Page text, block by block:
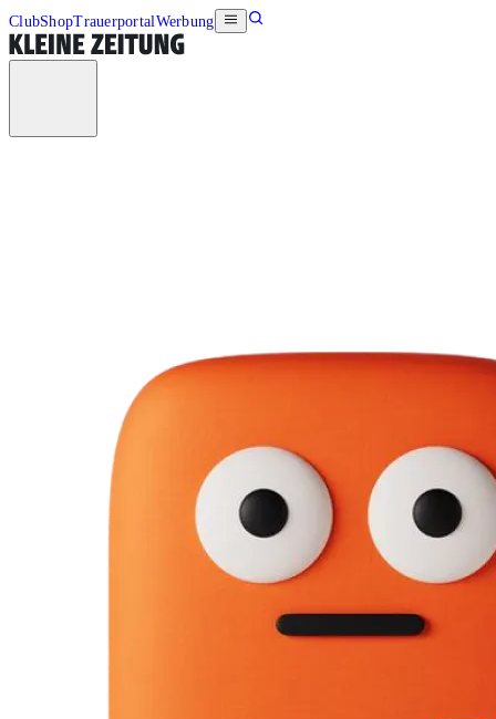
ClubShopTrauerportalWerbung